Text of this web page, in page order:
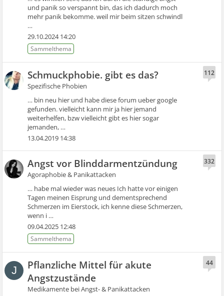
und panik so verspannt bin, das ich dadurch moch
mehr panik bekomme. weil mir beim sitzen schwindl
…
29.10.2024 14:20
Schmuckphobie. gibt es das?
Spezifische Phobien
… bin neu hier und habe diese forum ueber google
gefunden. vielleicht kann mir ja hier jemand
weiterhelfen, bzw vielleicht gibt es hier sogar
jemanden, …
112
13.04.2019 14:38
Angst vor Blinddarmentzündung
Agoraphobie & Panikattacken
… habe mal wieder was neues Ich hatte vor einigen
Tagen meinen Eisprung und dementsprechend
Schmerzen im Eierstock, ich kenne diese Schmerzen,
wenn i …
332
09.04.2025 12:48
J
Pflanzliche Mittel für akute
Angstzustände
Medikamente bei Angst- & Panikattacken
44